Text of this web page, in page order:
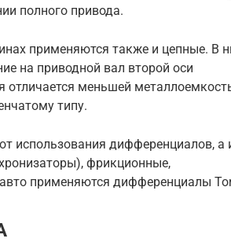
полного привода.
применяются также и цепные. В
на приводной вал второй оси
отличается меньшей
типу.
использования дифференциалов, а
фрикционные,
применяются дифференциалы